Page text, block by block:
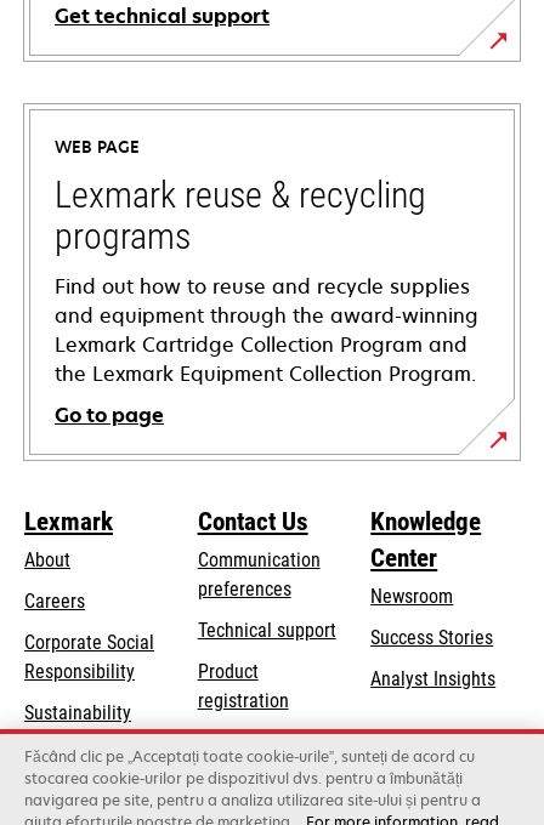
Get technical support
opens
in
new
tab
WEB PAGE
Lexmark reuse & recycling
programs
Find out how to reuse and recycle supplies
and equipment through the award-winning
Lexmark Cartridge Collection Program and
the Lexmark Equipment Collection Program.
Go to page
Lexmark
About
Careers
Corporate Social
Responsibilityopens
a
new
tab
Sustainability
Lexmark Partners
Contact Us
Communication
preferences
Technical supportopens
Product
registration
Find a dealer
List of wholesalers
Knowledge
Center
Newsroom
Success Stories
Analyst Insights
Făcând clic pe „Acceptați toate cookie-urile”, sunteți de acord cu
stocarea cookie-urilor pe dispozitivul dvs. pentru a îmbunătăți
navigarea pe site, pentru a analiza utilizarea site-ului și pentru a